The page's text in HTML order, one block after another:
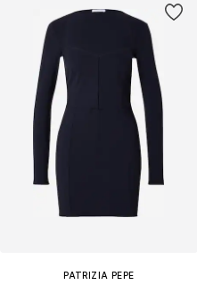
PATRIZIA PEPE